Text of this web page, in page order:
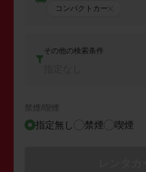
コンパクトカー
その他の検索条件
禁煙/喫煙
指定無し 禁煙 喫煙